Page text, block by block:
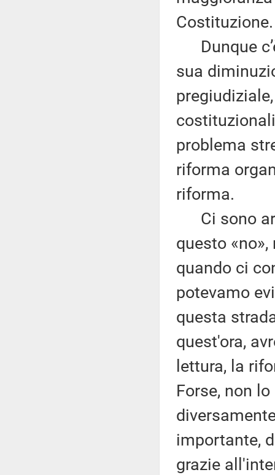
Costituzione.
Dunque
sua
problema
riforma
riforma.
Ci sono
questo
quando ci
potevamo
questa
quest'ora,
lettura, la
Forse, non
importante,
grazie